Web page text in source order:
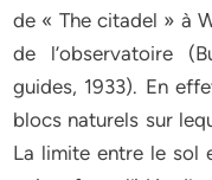
de « The citadel » à
de l’observatoire
guides, 1933). En
blocs naturels sur
La limite entre le sol